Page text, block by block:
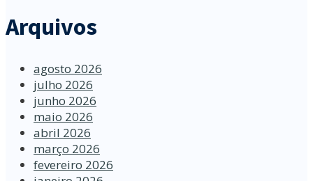
Arquivos
agosto 2026
julho 2026
junho 2026
maio 2026
abril 2026
março 2026
fevereiro 2026